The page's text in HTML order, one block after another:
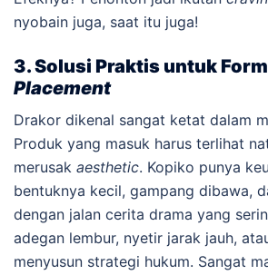
nyobain juga, saat itu juga!
3. Solusi Praktis untuk
Placement
Drakor dikenal sangat ketat dalam
Produk yang masuk harus terlihat
merusak aesthetic. Kopiko punya
bentuknya kecil, gampang dibawa,
dengan jalan cerita drama yang
adegan lembur, nyetir jarak jauh,
menyusun strategi hukum. Sangat